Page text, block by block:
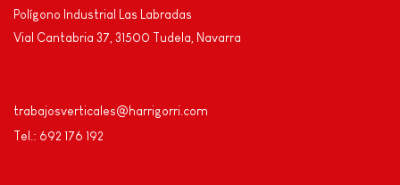
Polígono Industrial Las Labradas
Vial Cantabria 37, 31500 Tudela, Navarra
trabajosverticales@harrigorri.com
Tel.: 692 176 192